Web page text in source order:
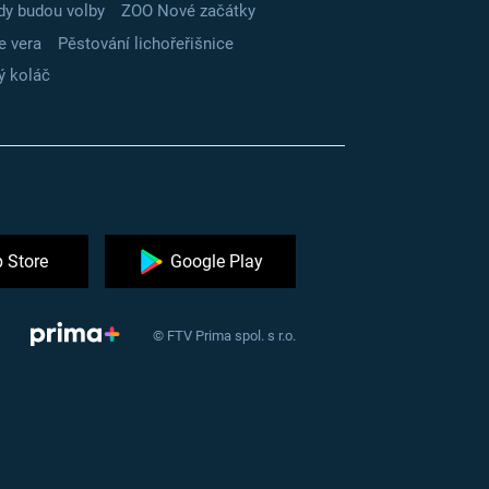
budou volby
ZOO Nové začátky
vera
Pěstování lichořeřišnice
koláč
Store Google Play
© FTV Prima spol. s r.o.